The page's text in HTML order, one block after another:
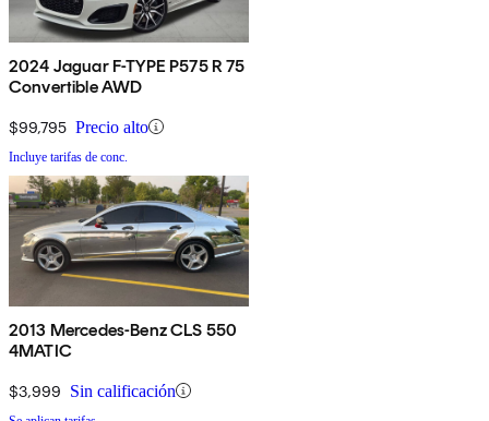
2024 Jaguar F-TYPE P575 R 75
Convertible AWD
$99,795 Precio alto
Incluye tarifas de conc.
2013 Mercedes-Benz CLS 550
4MATIC
$3,999 Sin calificación